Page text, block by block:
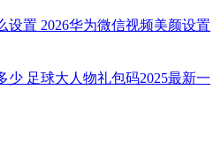
设置 2026华为微信视频美颜设置
少 足球大人物礼包码2025最新一